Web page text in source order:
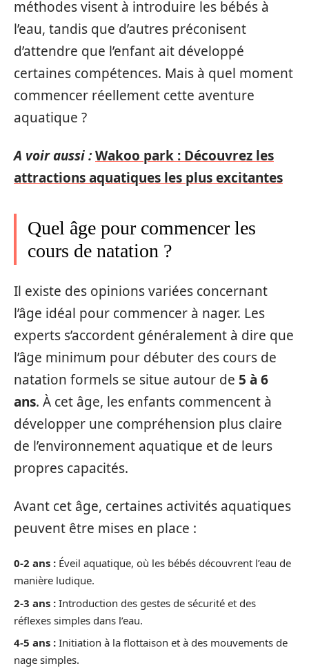
méthodes visent à introduire les bébés à
l’eau, tandis que d’autres préconisent
d’attendre que l’enfant ait développé
certaines compétences. Mais à quel moment
commencer réellement cette aventure
aquatique ?
A voir aussi :Wakoo park : Découvrez les
attractions aquatiques les plus excitantes
Quel âge pour commencer les
cours de natation ?
Il existe des opinions variées concernant
l’âge idéal pour commencer à nager. Les
experts s’accordent généralement à dire que
l’âge minimum pour débuter des cours de
natation formels se situe autour de 5 à 6
ans. À cet âge, les enfants commencent à
développer une compréhension plus claire
de l’environnement aquatique et de leurs
propres capacités.
Avant cet âge, certaines activités aquatiques
peuvent être mises en place :
0-2 ans : Éveil aquatique, où les bébés découvrent l’eau de
manière ludique.
2-3 ans : Introduction des gestes de sécurité et des
réflexes simples dans l’eau.
4-5 ans : Initiation à la flottaison et à des mouvements de
nage simples.